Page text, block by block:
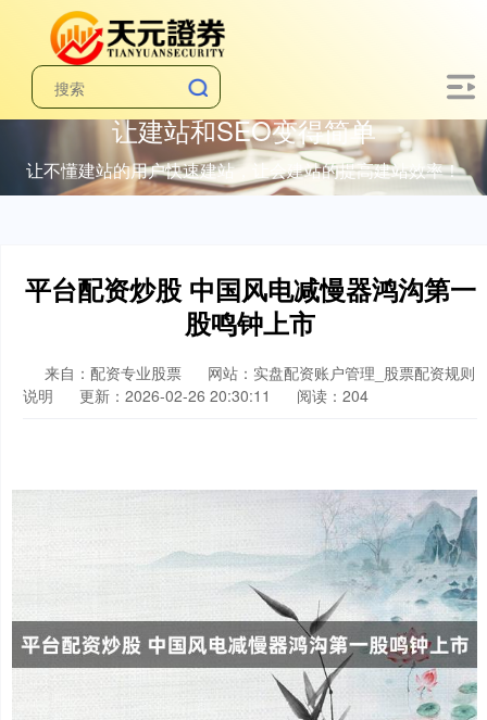
让建站和SEO变得简单
让不懂建站的用户快速建站，让会建站的提高建站效率！
平台配资炒股 中国风电减慢器鸿沟第一
股鸣钟上市
来自：配资专业股票
网站：实盘配资账户管理_股票配资规则
说明
更新：2026-02-26 20:30:11 阅读：204